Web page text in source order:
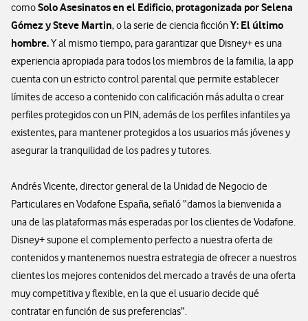
comoSolo Asesinatos en el Edificio, protagonizada por Selena
Gómez y Steve Martin, o la serie de ciencia ficciónY: El último
hombre.Y al mismo tiempo, para garantizar que Disney+ es una
experiencia apropiada para todos los miembros de la familia, la app
cuenta con un estricto control parental que permite establecer
límites de acceso a contenido con calificación más adulta o crear
perfiles protegidos con un PIN, además de los perfiles infantiles ya
existentes, para mantener protegidos a los usuarios más jóvenes y
asegurar la tranquilidad de los padres y tutores.
Andrés Vicente, director general de la Unidad de Negocio de
Particulares en Vodafone España, señaló “damos la bienvenida a
una de las plataformas más esperadas por los clientes de Vodafone.
Disney+ supone el complemento perfecto a nuestra oferta de
contenidos y mantenemos nuestra estrategia de ofrecer a nuestros
clientes los mejores contenidos del mercado a través de una oferta
muy competitiva y flexible, en la que el usuario decide qué
contratar en función de sus preferencias”.